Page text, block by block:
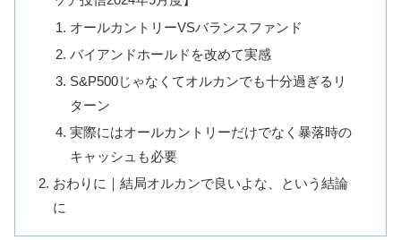
オールカントリーVSバランスファンド
バイアンドホールドを改めて実感
S&P500じゃなくてオルカンでも十分過ぎるリ
ターン
実際にはオールカントリーだけでなく暴落時の
キャッシュも必要
おわりに｜結局オルカンで良いよな、という結論
に